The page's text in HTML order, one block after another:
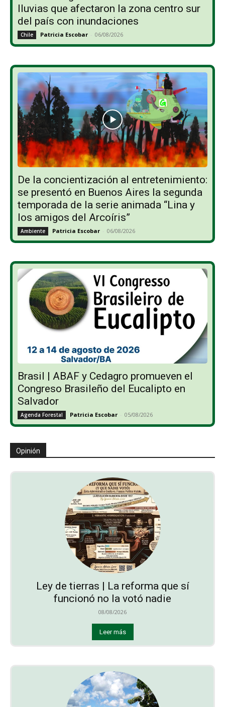
lluvias que afectaron la zona centro sur
del país con inundaciones
Chile Patricia Escobar - 06/08/2026
De la concientización al entretenimiento:
se presentó en Buenos Aires la segunda
temporada de la serie animada “Lina y
los amigos del Arcoíris”
Ambiente Patricia Escobar - 06/08/2026
Brasil | ABAF y Cedagro promueven el
Congreso Brasileño del Eucalipto en
Salvador
Agenda Forestal Patricia Escobar - 05/08/2026
Opinión
Ley de tierras | La reforma que sí
funcionó no la votó nadie
08/08/2026
Leer más